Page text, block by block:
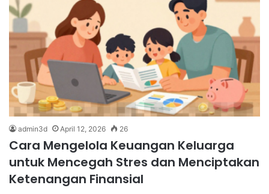
admin3d April 12, 2026 26
Cara Mengelola Keuangan Keluarga
untuk Mencegah Stres dan Menciptakan
Ketenangan Finansial